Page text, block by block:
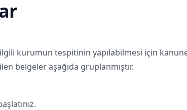
kurumun tespitinin yapılabilmesi için
belgeler aşağıda gruplanmıştır.